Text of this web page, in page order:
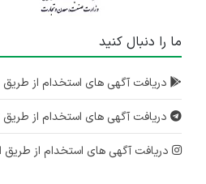
ما را دنبال کنید
دریافت آگهی های استخدام از طریق
دریافت آگهی های استخدام از طریق
دریافت آگهی های استخدام از طریق